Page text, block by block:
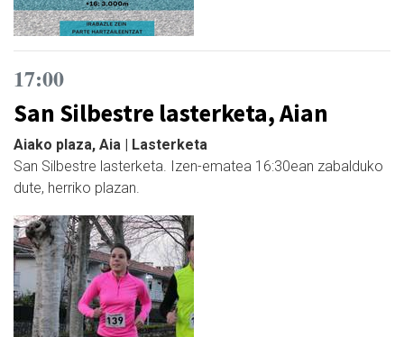
17:00
San Silbestre lasterketa, Aian
Aiako plaza, Aia | Lasterketa
San Silbestre lasterketa. Izen-ematea 16:30ean zabalduko
dute, herriko plazan.